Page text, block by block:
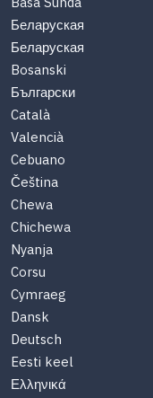
Беларуская
Беларуская
Bosanski
Български
Català
Valencià
Cebuano
Čeština
Chewa
Chichewa
Nyanja
Corsu
Cymraeg
Dansk
Deutsch
Eesti keel
Ελληνικά